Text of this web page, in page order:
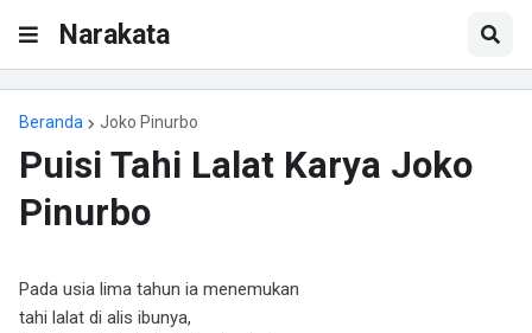
Narakata
Beranda Joko Pinurbo
Puisi Tahi Lalat Karya Joko
Pinurbo
Pada usia lima tahun ia menemukan
tahi lalat di alis ibunya,